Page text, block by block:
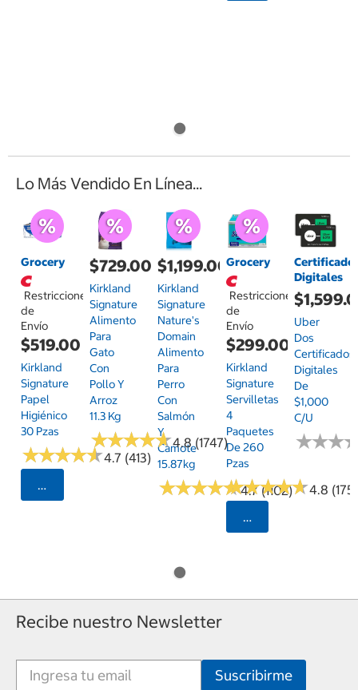
Lo Más Vendido En Línea...
Grocery
Restricciones
de
Envío
$519.00
Kirkland
Signature
Papel
Higiénico
30 Pzas
★★★★★
★★★★★4.7 (413)
Seleccionar Código Postal
$729.00
Kirkland
Signature
Alimento
Para
Gato
Con
Pollo Y
Arroz
11.3 Kg
★★★★★
★★★★★4.8 (1747)
$1,199.00
Kirkland
Signature
Nature's
Domain
Alimento
Para
Perro
Con
Salmón
Y
Camote
15.87kg
★★★★★
★★★★★4.7 (1102)
Grocery
Restricciones
de
Envío
$299.00
Kirkland
Signature
Servilletas
4
Paquetes
De 260
Pzas
★★★★★
★★★★★4.8 (175)
Seleccionar
Digitales
Uber
Dos
Certificados
Digitales
De
$1,000
C/u
★★★
★★★
Recibe nuestro Newsletter